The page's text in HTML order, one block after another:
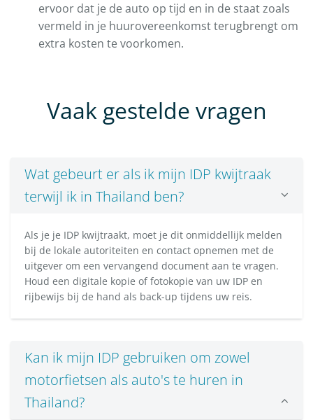
ervoor dat je de auto op tijd en in de staat zoals
vermeld in je huurovereenkomst terugbrengt om
extra kosten te voorkomen.
Vaak gestelde vragen
Wat gebeurt er als ik mijn IDP kwijtraak
terwijl ik in Thailand ben?
Als je je IDP kwijtraakt, moet je dit onmiddellijk melden
bij de lokale autoriteiten en contact opnemen met de
uitgever om een vervangend document aan te vragen.
Houd een digitale kopie of fotokopie van uw IDP en
rijbewijs bij de hand als back-up tijdens uw reis.
Kan ik mijn IDP gebruiken om zowel
motorfietsen als auto's te huren in
Thailand?